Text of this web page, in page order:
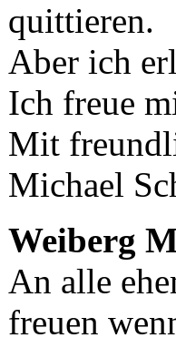
quittieren.
Aber ich
Ich freue
Mit
Michael
Weiberg
An alle
freuen